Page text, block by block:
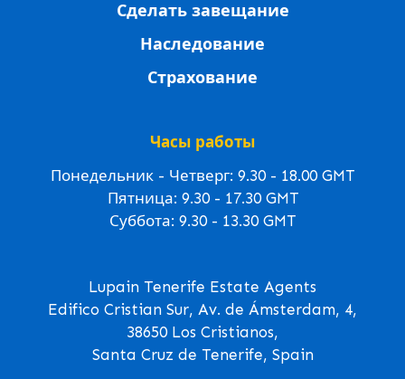
Сделать завещание
Наследование
Страхование
Часы работы
Понедельник - Четверг: 9.30 - 18.00 GMT
Пятница: 9.30 - 17.30 GMT
Суббота: 9.30 - 13.30 GMT
Lupain Tenerife Estate Agents
Edifico Cristian Sur, Av. de Ámsterdam, 4,
38650 Los Cristianos,
Santa Cruz de Tenerife, Spain